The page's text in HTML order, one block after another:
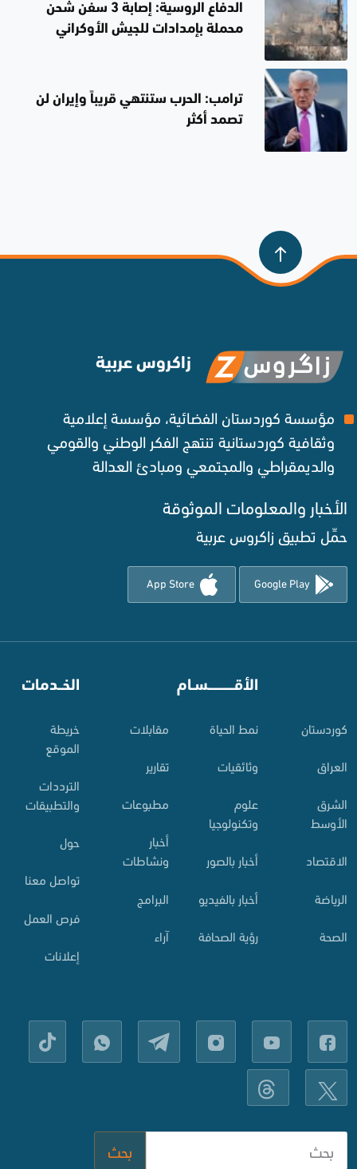
الدفاع الروسية: إصابة 3 سفن شحن
محملة بإمدادات للجيش الأوكراني
ترامب: الحرب ستنتهي قريباً وإيران لن
تصمد أكثر
زاكروس عربية
مؤسسة كوردستان الفضائية، مؤسسة إعلامية
وثقافية كوردستانية تنتهج الفكر الوطني والقومي
والديمقراطي والمجتمعي ومبادئ العدالة ‌
الأخبار والمعلومات الموثوقة‌
حمِّل تطبيق زاكروس عربية
Google Play
App Store
کوردستان
العراق
الشرق
الأوسط
الاقتصاد
الرياضة
الصحة
الأقـــــــــــسـام
نمط الحياة
وثائقيات
علوم
وتكنولوجيا
أخبار بالصور
أخبار بالفيديو
رؤية الصحافة
مقابلات
تقارير
مطبوعات
أخبار
ونشاطات
البرامج
آراء
الخــدمات
خريطة
الموقع
الترددات
والتطبيقات
حول
تواصل معنا
فرص العمل
إعلانات
بحث